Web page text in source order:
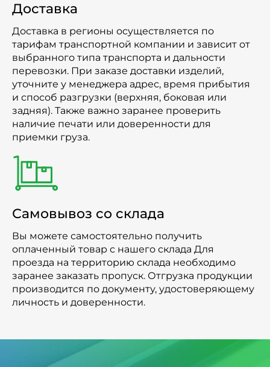
Доставка
Доставка в регионы осуществляется по
тарифам транспортной компании и зависит от
выбранного типа транспорта и дальности
перевозки. При заказе доставки изделий,
уточните у менеджера адрес, время прибытия
и способ разгрузки (верхняя, боковая или
задняя). Также важно заранее проверить
наличие печати или доверенности для
приемки груза.
Самовывоз со склада
Вы можете самостоятельно получить
оплаченный товар с нашего склада Для
проезда на территорию склада необходимо
заранее заказать пропуск. Отгрузка продукции
производится по документу, удостоверяющему
личность и доверенности.